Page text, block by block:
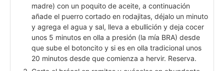
madre) con un poquito de aceite, a continuación
añade el puerro cortado en rodajitas, déjalo un minuto
y agrega el agua y sal, lleva a ebullición y deja cocer
unos 5 minutos en olla a presión (la mía BRA) desde
que sube el botoncito y si es en olla tradicional unos
20 minutos desde que comienza a hervir. Reserva.